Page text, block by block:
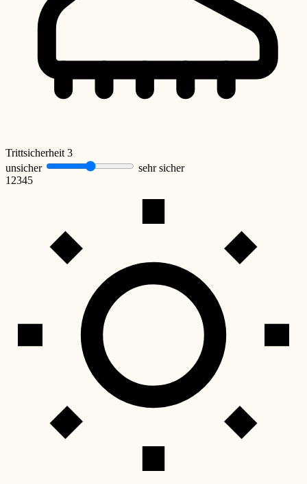
Trittsicherheit 3
unsicher
sehr sicher
1 2345